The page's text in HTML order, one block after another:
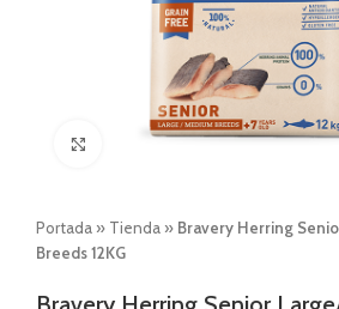
Click to enlarge
Portada » Tienda » Bravery Herring
Breeds 12KG